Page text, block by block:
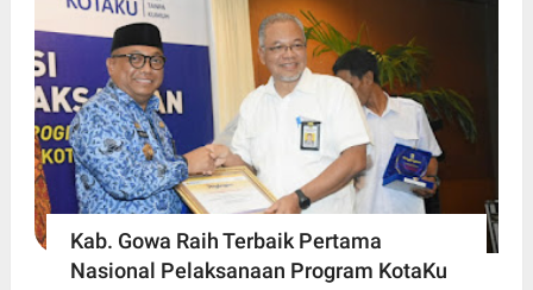
Kab. Gowa Raih Terbaik Pertama
Nasional Pelaksanaan Program KotaKu